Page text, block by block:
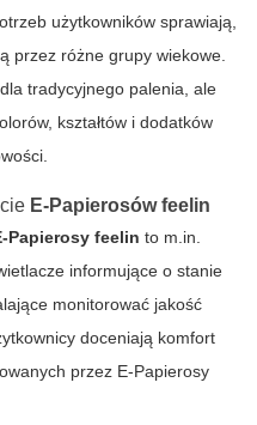
użytkowników sprawiają,
przez różne grupy wiekowe.
tradycyjnego palenia, ale
kształtów i dodatków
E-Papierosów feelin
Papierosy feelin to m.in.
informujące o stanie
monitorować jakość
doceniają komfort
przez E-Papierosy